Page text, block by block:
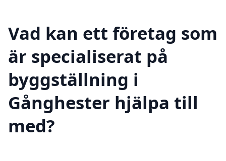
Vad kan ett företag som
är specialiserat på
byggställning i
Gånghester hjälpa till
med?